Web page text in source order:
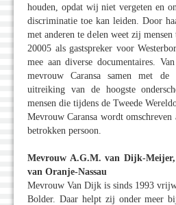
houden, opdat wij niet vergeten en
discriminatie toe kan leiden. Door
met anderen te delen weet zij
20005 als gastspreker voor
mee aan diverse documentaires.
mevrouw Caransa samen met de
uitreiking van de hoogste
mensen die tijdens de Tweede
Mevrouw Caransa wordt omschreven
betrokken persoon.
Mevrouw A.G.M. van Dijk-
van Oranje-Nassau
Mevrouw Van Dijk is sinds 1993
Bolder. Daar helpt zij onder meer